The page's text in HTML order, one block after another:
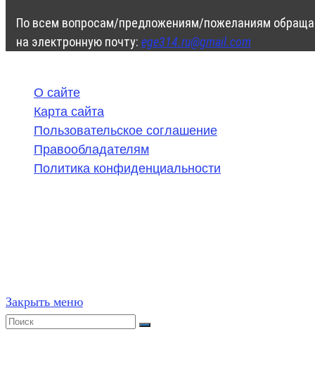
По всем вопросам/предложениям/пожеланиям
на электронную почту: ege314.ru@gmail.com
О сайте
Карта сайта
Пользовательское соглашение
Правообладателям
Политика конфиденциальности
Закрыть меню